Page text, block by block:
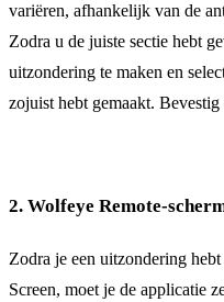
variëren, afhankelijk van de
Zodra u de juiste sectie hebt
uitzondering te maken en
zojuist hebt gemaakt.
2. Wolfeye Remote-
Zodra je een uitzondering
Screen, moet je de applicatie